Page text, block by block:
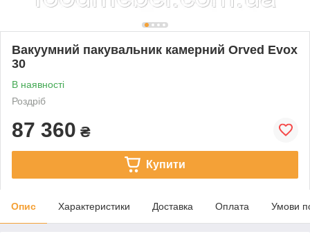
Вакуумний пакувальник камерний Orved Evox
30
В наявності
Роздріб
87 360 ₴
Купити
Опис Характеристики Доставка Оплата Умови